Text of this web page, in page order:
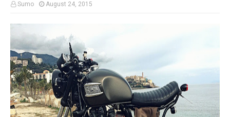
Sumo August 24, 2015